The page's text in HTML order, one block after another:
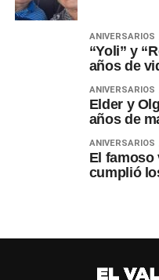
ANIVERSARIOS
“Yoli” y
años de
ANIVERSARIOS
Elder y
años de
ANIVERSARIOS
El famoso
cumplió